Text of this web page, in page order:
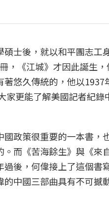
士後，就以和平團志工
，《江城》才因此誕生
悠久傳統的，他以1937
更能了解美國記者紀錄
政策很重要的一本書，
而《苦海餘生》與《來
後，何偉接上了這個書
中國三部曲具有不可撼